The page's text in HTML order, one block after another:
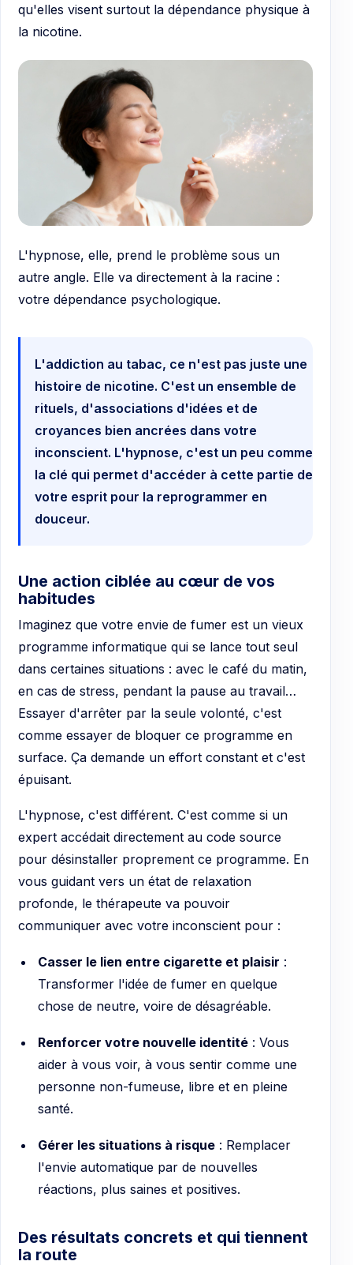
qu'elles visent surtout la dépendance physique à
la nicotine.
L'hypnose, elle, prend le problème sous un
autre angle. Elle va directement à la racine :
votre dépendance psychologique.
L'addiction au tabac, ce n'est pas juste une
histoire de nicotine. C'est un ensemble de
rituels, d'associations d'idées et de
croyances bien ancrées dans votre
inconscient. L'hypnose, c'est un peu comme
la clé qui permet d'accéder à cette partie de
votre esprit pour la reprogrammer en
douceur.
Une action ciblée au cœur de vos
habitudes
Imaginez que votre envie de fumer est un vieux
programme informatique qui se lance tout seul
dans certaines situations : avec le café du matin,
en cas de stress, pendant la pause au travail…
Essayer d'arrêter par la seule volonté, c'est
comme essayer de bloquer ce programme en
surface. Ça demande un effort constant et c'est
épuisant.
L'hypnose, c'est différent. C'est comme si un
expert accédait directement au code source
pour désinstaller proprement ce programme. En
vous guidant vers un état de relaxation
profonde, le thérapeute va pouvoir
communiquer avec votre inconscient pour :
Casser le lien entre cigarette et plaisir :
Transformer l'idée de fumer en quelque
chose de neutre, voire de désagréable.
Renforcer votre nouvelle identité: Vous
aider à vous voir, à vous sentir comme une
personne non-fumeuse, libre et en pleine
santé.
Gérer les situations à risque: Remplacer
l'envie automatique par de nouvelles
réactions, plus saines et positives.
Des résultats concrets et qui tiennent
la route